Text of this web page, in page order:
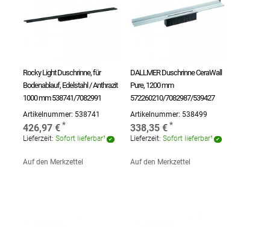
Rocky Light Duschrinne, für
Bodenablauf, Edelstahl / Anthrazit
1000 mm 538741/7082991
Artikelnummer: 538741
426,97 €
Lieferzeit: Sofort lieferbar¹
Auf den Merkzettel
DALLMER Duschrinne CeraWall
Pure, 1200 mm
572260210/7082987/539427
Artikelnummer: 538499
338,35 €
Lieferzeit: Sofort lieferbar¹
Auf den Merkzettel